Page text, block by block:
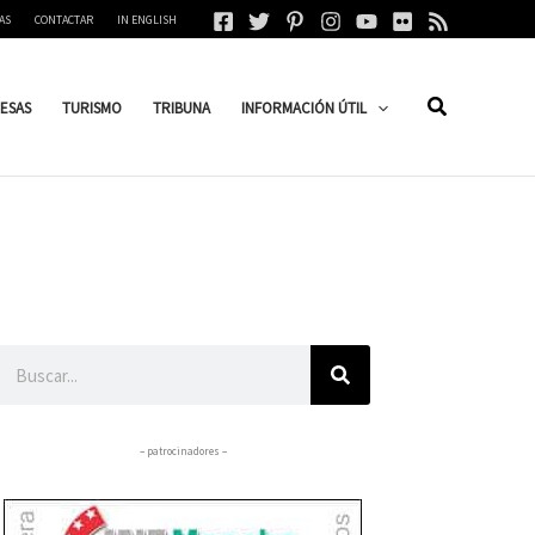
CONTACTAR IN ENGLISH
TURISMO TRIBUNA INFORMACIÓN ÚTIL
– patrocinadores –